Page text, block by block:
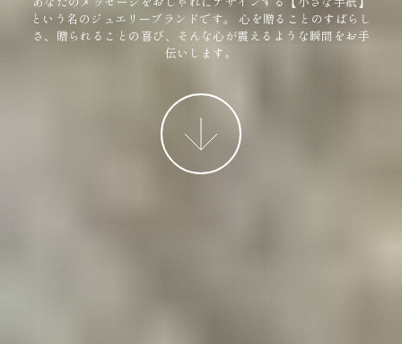
という名のジュエリーブランドです。
心を贈ることのすばらし
さ、贈られることの喜び、そんな心が震えるような瞬間をお手
伝いします。